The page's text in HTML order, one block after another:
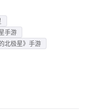
手游
北极星》手游